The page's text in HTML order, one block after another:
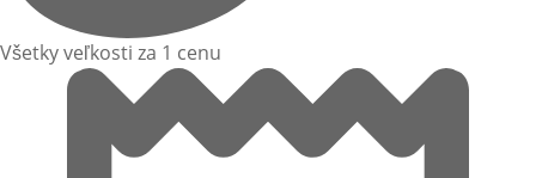
Všetky veľkosti za 1 cenu